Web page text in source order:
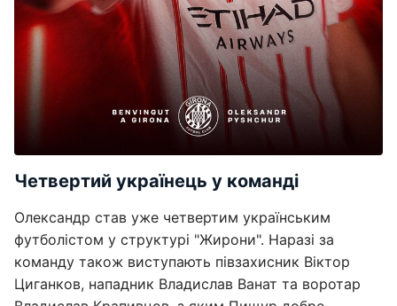
Четвертий українець у команді
Олександр став уже четвертим українським
футболістом у структурі "Жирони". Наразі за
команду також виступають півзахисник Віктор
Циганков, нападник Владислав Ванат та воротар